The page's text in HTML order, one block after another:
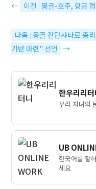
← 이전 : 몽골-호주, 항공
다음 : 몽골 잔단샤타르 총
기반 마련" 선언 →
한우리리터
우리 자녀의
UB
한국어를 잘
세요